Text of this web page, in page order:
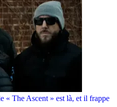
« The Ascent » est là, et il frappe